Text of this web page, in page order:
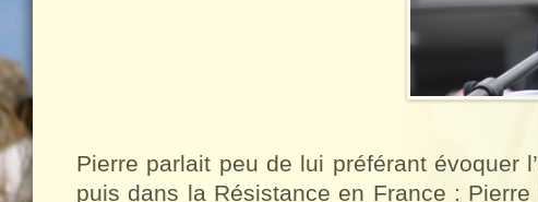
Pierre parlait peu de lui préférant évoquer
puis dans la Résistance en France :